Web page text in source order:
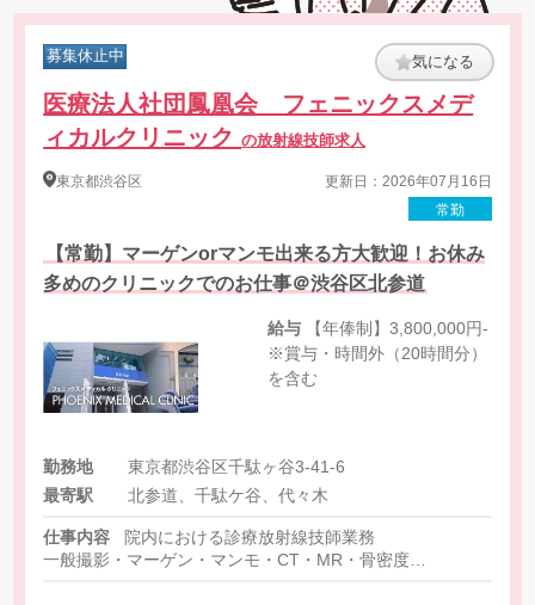
募集休止中 気になる
医療法人社団鳳凰会 フェニックスメデ
ィカルクリニックの放射線技師求人
東京都渋谷区
更新日：2026年07月16日
常勤
【常勤】マーゲンorマンモ出来る方大歓迎！お休み
多めのクリニックでのお仕事＠渋谷区北参道
給与
※賞与・時間外（20時間分）
を含む
勤務地
東京都渋谷区千駄ヶ谷3-41-6
最寄駅
北参道、千駄ケ谷、代々木
仕事内容
院内における診療放射線技師業務
一般撮影・マーゲン・マンモ・CT・MR・骨密度